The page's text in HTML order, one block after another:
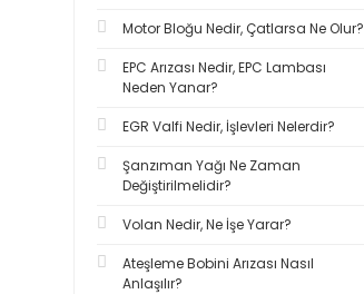
Motor Bloğu Nedir, Çatlarsa Ne Olur?
EPC Arızası Nedir, EPC Lambası
Neden Yanar?
EGR Valfi Nedir, İşlevleri Nelerdir?
Şanzıman Yağı Ne Zaman
Değiştirilmelidir?
Volan Nedir, Ne İşe Yarar?
Ateşleme Bobini Arızası Nasıl
Anlaşılır?